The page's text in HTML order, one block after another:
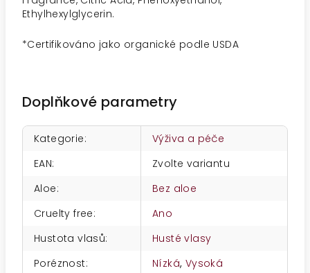
Ethylhexylglycerin.
*Certifikováno jako organické podle USDA
Doplňkové parametry
Kategorie:
Výživa a péče
EAN:
Zvolte variantu
Aloe:
Bez aloe
Cruelty free:
Ano
Hustota vlasů:
Husté vlasy
Poréznost: Nízká, Vysoká